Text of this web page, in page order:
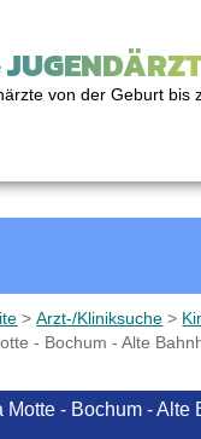
von der Geburt bis
>Arzt-/Kliniksuche >
- Bochum - Alte
Motte - Bochum - Alte